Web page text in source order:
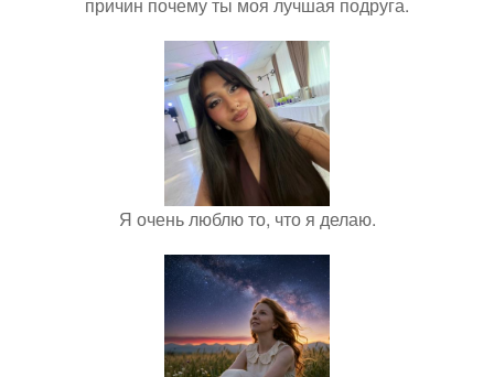
Я очень люблю то, что я делаю.